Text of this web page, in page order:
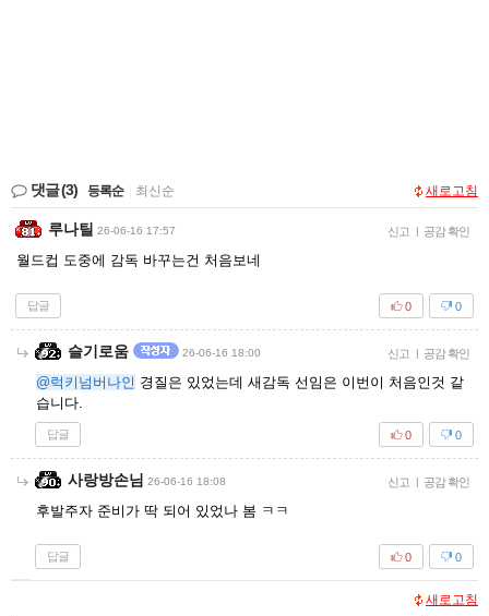
댓글(3) 등록순 최신순 새로고침
루나틸 26-06-16 17:57 신고 | 공감 확인
월드컵 도중에 감독 바꾸는건 처음보네
답글 0
0
슬기로움 26-06-16 18:00 신고 | 공감 확인
@럭키넘버나인 경질은 있었는데 새감독 선임은 이번이 처음인것 같
습니다.
답글 0
0
사랑방손님 26-06-16 18:08 신고 | 공감 확인
후발주자 준비가 딱 되어 있었나 봄 ㅋㅋ
답글 0
0
새로고침